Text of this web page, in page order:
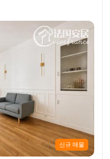
신규 매물